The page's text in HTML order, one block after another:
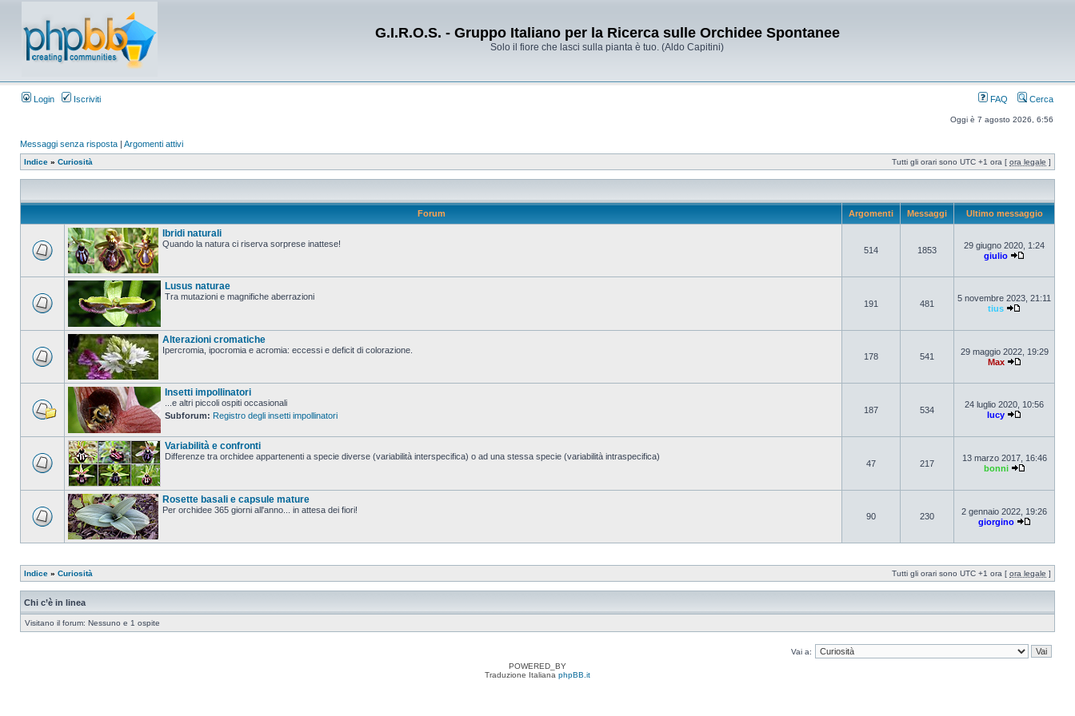
G.I.R.O.S. - Gruppo Italiano per la Ricerca sulle Orchidee Spontanee
Solo il fiore che lasci sulla pianta è tuo. (Aldo Capitini)
Login Iscriviti FAQ Cerca
Oggi è 7 agosto 2026, 6:56
Messaggi senza risposta | Argomenti attivi
Indice » Curiosità Tutti gli orari sono UTC +1 ora [ ora legale ]
Forum Argomenti Messaggi Ultimo messaggio
Ibridi naturali
Quando la natura ci riserva sorprese inattese!
514 1853
29 giugno 2020, 1:24
giulio
Lusus naturae
Tra mutazioni e magnifiche aberrazioni
191 481
5 novembre 2023, 21:11
tius
Alterazioni cromatiche
Ipercromia, ipocromia e acromia: eccessi e deficit di colorazione.
178 541
29 maggio 2022, 19:29
Max
Insetti impollinatori
...e altri piccoli ospiti occasionali
Subforum: Registro degli insetti impollinatori
187 534
24 luglio 2020, 10:56
lucy
Variabilità e confronti
Differenze tra orchidee appartenenti a specie diverse (variabilità interspecifica) o ad una stessa specie (variabilità intraspecifica)
47 217
13 marzo 2017, 16:46
bonni
Rosette basali e capsule mature
Per orchidee 365 giorni all'anno... in attesa dei fiori!
90 230
2 gennaio 2022, 19:26
giorgino
Indice » Curiosità Tutti gli orari sono UTC +1 ora [ ora legale ]
Chi c’è in linea
Visitano il forum: Nessuno e 1 ospite
Vai a:
POWERED_BY
Traduzione Italiana phpBB.it